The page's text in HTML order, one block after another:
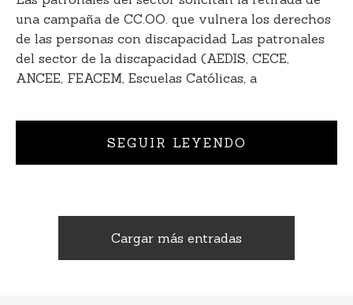
una campaña de CC.OO. que vulnera los derechos
de las personas con discapacidad Las patronales
del sector de la discapacidad (AEDIS, CECE,
ANCEE, FEACEM, Escuelas Católicas, a
SEGUIR LEYENDO
Cargar más entradas